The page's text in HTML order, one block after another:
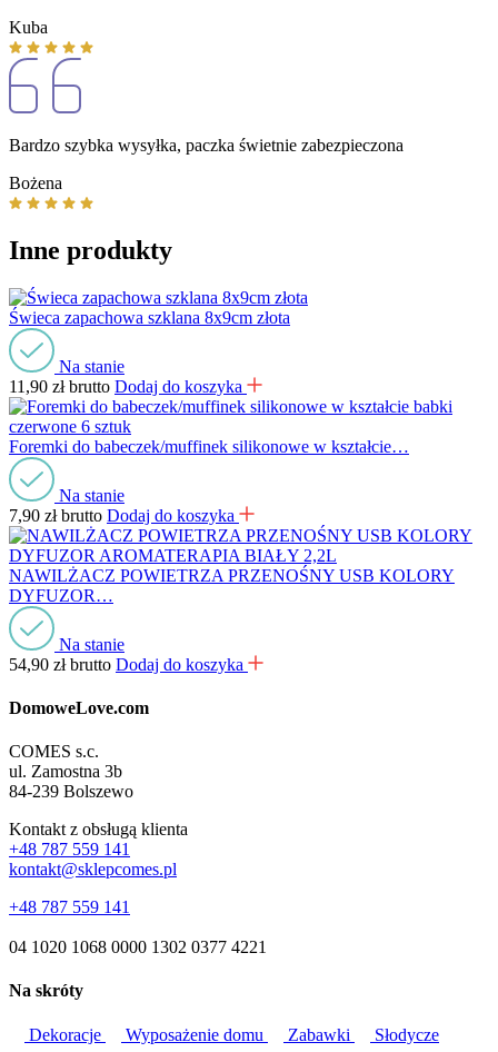
Kuba
Bardzo szybka wysyłka, paczka świetnie zabezpieczona
Bożena
Inne produkty
Świeca zapachowa szklana 8x9cm złota
Na stanie
11,90 zł brutto Dodaj do koszyka
Foremki do babeczek/muffinek silikonowe w kształcie…
Na stanie
7,90 zł brutto Dodaj do koszyka
NAWILŻACZ POWIETRZA PRZENOŚNY USB KOLORY
DYFUZOR…
Na stanie
54,90 zł brutto Dodaj do koszyka
DomoweLove.com
COMES s.c.
ul. Zamostna 3b
84-239 Bolszewo
Kontakt z obsługą klienta
+48 787 559 141
kontakt@sklepcomes.pl
+48 787 559 141
04 1020 1068 0000 1302 0377 4221
Na skróty
Dekoracje Wyposażenie domu Zabawki Słodycze